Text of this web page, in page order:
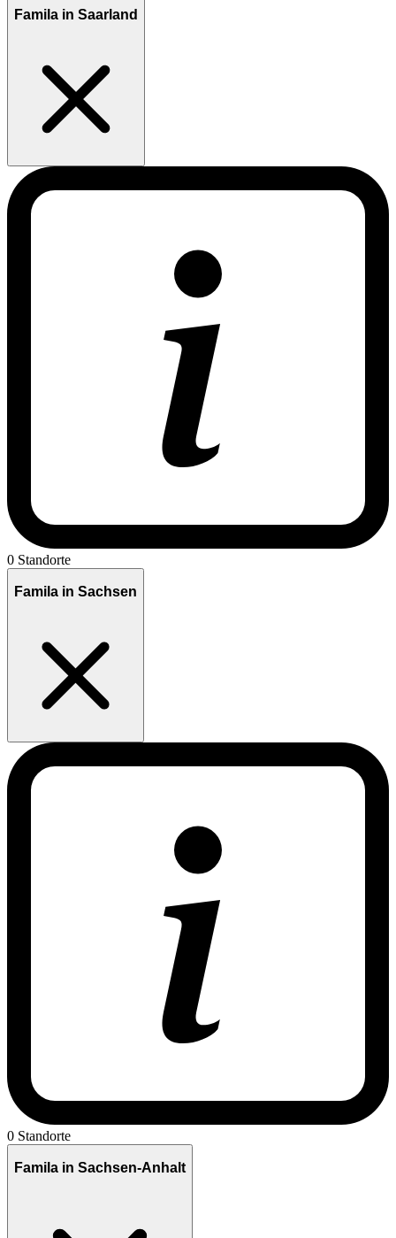
Famila in Saarland
0 Standorte
Famila in Sachsen
0 Standorte
Famila in Sachsen-Anhalt